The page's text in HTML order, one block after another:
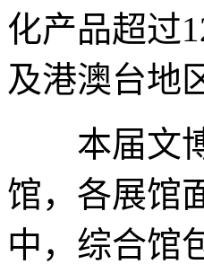
化产品超过
及港澳台地
本届文博
馆，各展馆
中，综合馆